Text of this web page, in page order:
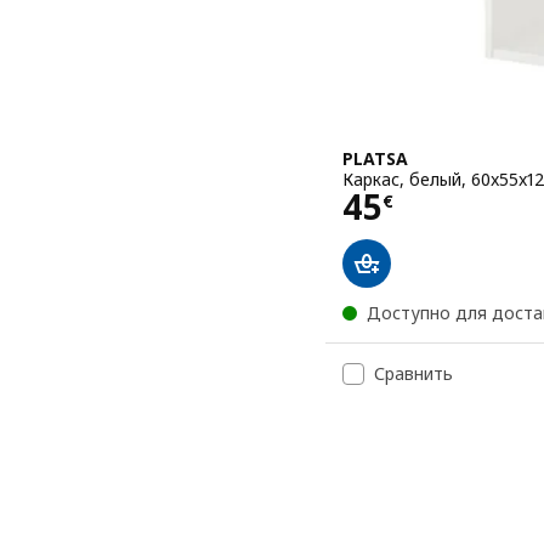
PLATSA
Каркас, белый,
45€
Цена 45€
Доступно для
Сравнить